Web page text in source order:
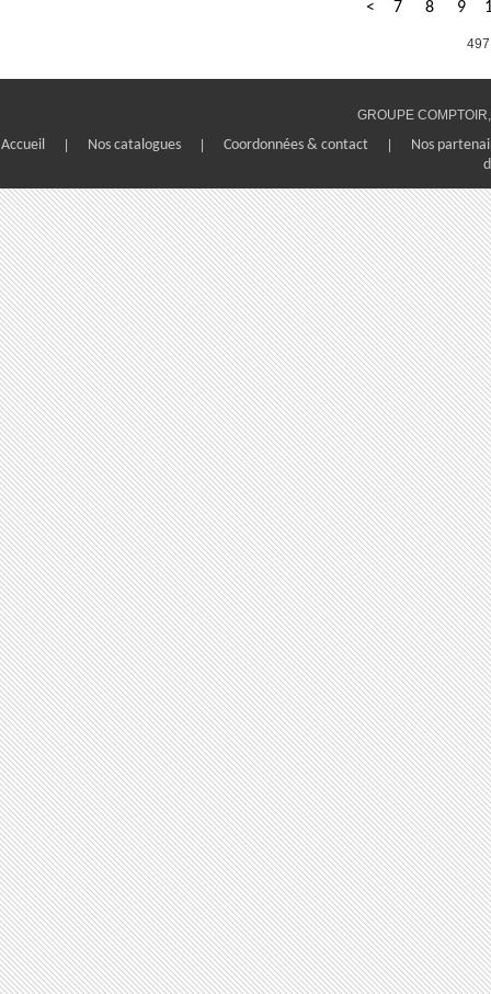
< 7 8 9
GROUPE
Accueil | Nos catalogues | Coordonnées & contact |
Nos